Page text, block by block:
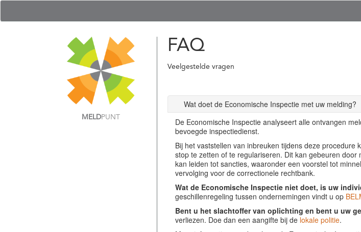
MELDPUNT
FAQ
Veelgestelde vragen
Wat doet de Economische Inspectie met uw melding?
De Economische Inspectie analyseert alle ontvangen
bevoegde inspectiedienst.
Bij het vaststellen van inbreuken tijdens deze
stop te zetten of te regulariseren. Dit kan gebeuren
kan leiden tot sancties, waaronder een voorstel tot
vervolging voor de correctionele rechtbank.
Wat de Economische Inspectie niet doet, is uw
geschillenregeling tussen ondernemingen vindt u op
Bent u het slachtoffer van oplichting en bent u uw
verliezen. Doe dan een aangifte bij de lokale politie.